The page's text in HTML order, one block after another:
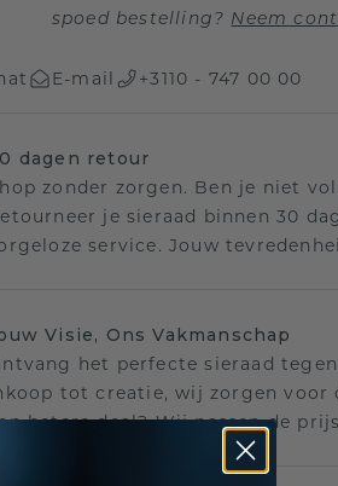
spoed bestelling? Neem
E-mail +3110 - 747 00 00
dagen retour
zonder zorgen. Ben je niet
je sieraad binnen 30
service. Jouw
Visie, Ons Vakmanschap
het perfecte sieraad
tot creatie, wij zorgen voor
betere deal? Wij passen de